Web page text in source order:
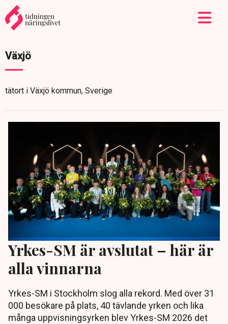
Växjö
tätort i Växjö kommun, Sverige
Yrkes-SM är avslutat – här är
alla vinnarna
Yrkes-SM i Stockholm slog alla rekord. Med över 31
000 besökare på plats, 40 tävlande yrken och lika
många uppvisningsyrken blev Yrkes-SM 2026 det